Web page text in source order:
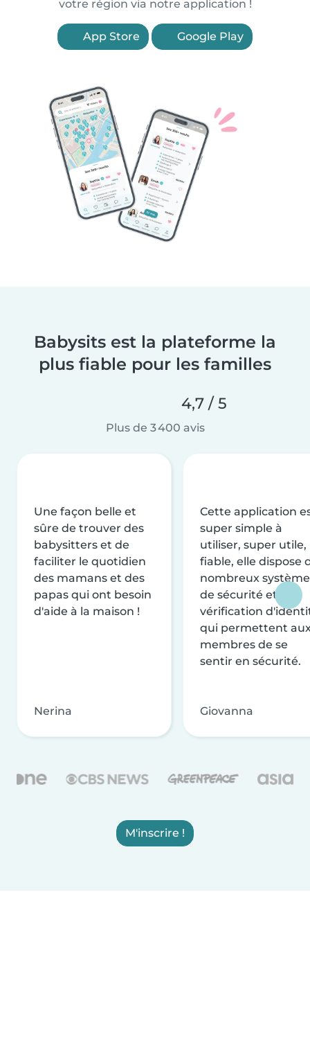
votre région via notre application !
App Store Google Play
Babysits est la plateforme la
plus fiable pour les familles
4,7 / 5
Plus de 3 400 avis
Une façon belle et
sûre de trouver des
babysitters et de
faciliter le quotidien
des mamans et des
papas qui ont besoin
d'aide à la maison !
Nerina
Cette application
super simple à
utiliser, super utile,
fiable, elle dispose
nombreux
de sécurité et de
vérification
qui permettent
membres de se
sentir en sécurité.
Giovanna
M'inscrire !